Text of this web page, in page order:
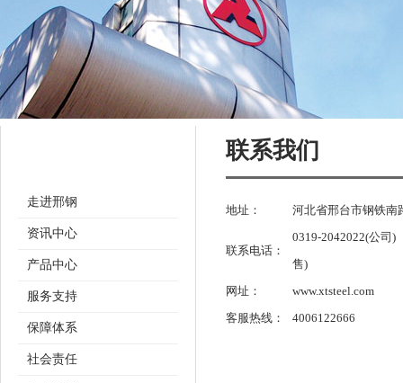
走进邢钢
资讯中心
产品中心
服务支持
保障体系
社会责任
联系我们
地址： 河北省邢台市钢铁
联系电话：
0319-2042022(公司
售)
网址：
www.xtsteel.com
客服热线：
4006122666